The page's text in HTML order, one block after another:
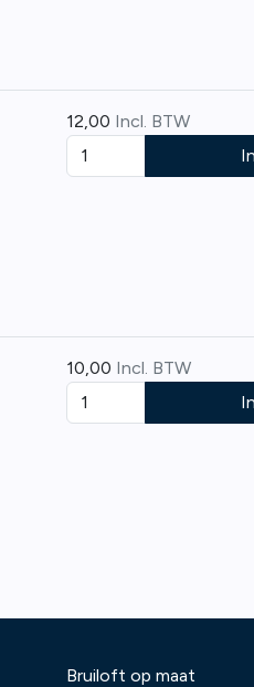
12,00 Incl. BTW
10,00 Incl. BTW
Bruiloft op maat